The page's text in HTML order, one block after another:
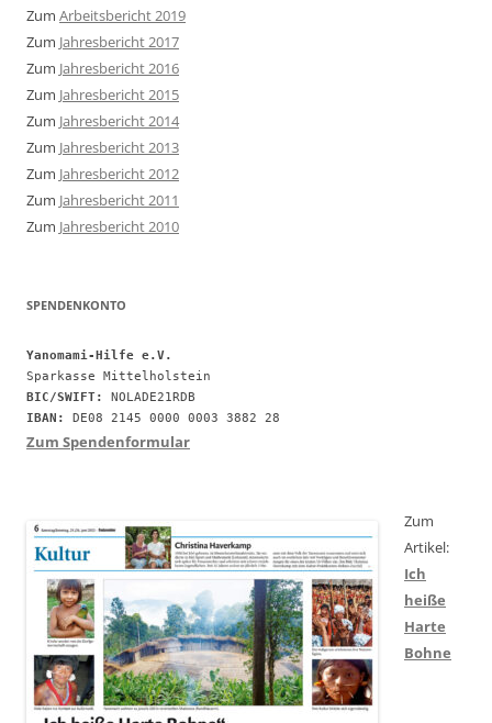
Zum Arbeitsbericht 2019
Zum Jahresbericht 2017
Zum Jahresbericht 2016
Zum Jahresbericht 2015
Zum Jahresbericht 2014
Zum Jahresbericht 2013
Zum Jahresbericht 2012
Zum Jahresbericht 2011
Zum Jahresbericht 2010
SPENDENKONTO
Yanomami-Hilfe e.V.
BIC/SWIFT:
IBAN:
DE08 2145 0000 0003 3882 28
Zum Spendenformular
Zum
Artikel:
Ich
heiße
Harte
Bohne